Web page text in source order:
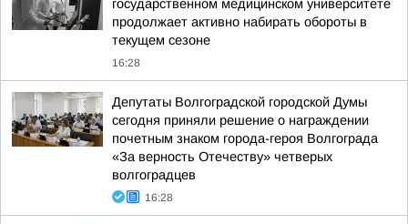
государственном медицинском университете
продолжает активно набирать обороты в
текущем сезоне
16:28
Депутаты Волгоградской городской Думы
сегодня приняли решение о награждении
почетным знаком города-героя Волгограда
«За верность Отечеству» четверых
волгоградцев
16:28